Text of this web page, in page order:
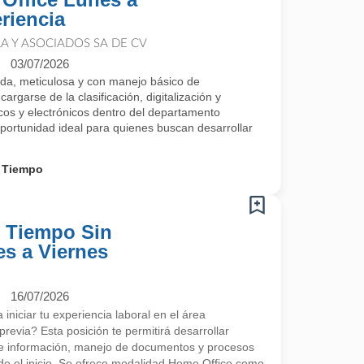
Y ASOCIADOS SA DE CV
03/07/2026
meticulosa y con manejo básico de
de la clasificación, digitalización y
y electrónicos dentro del departamento
ideal para quienes buscan desarrollar
Sin
a Viernes
16/07/2026
iniciar tu experiencia laboral en el área
Esta posición te permitirá desarrollar
información, manejo de documentos y procesos